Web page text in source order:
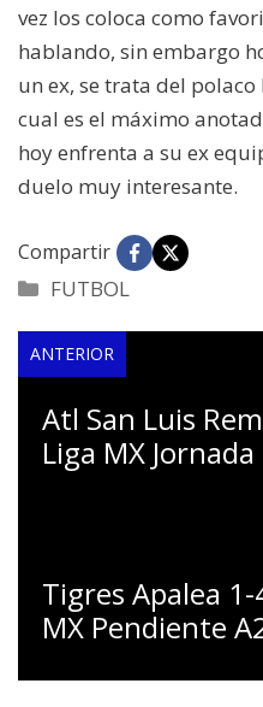
vez los coloca como
hablando, sin embargo
un ex, se trata del
cual es el máximo
hoy enfrenta a su ex
duelo muy interesante.
Compartir
Categorías
FUTBOL
ANTERIOR
Atl San Luis
Liga MX
Tigres Apalea 1-
MX Pendiente